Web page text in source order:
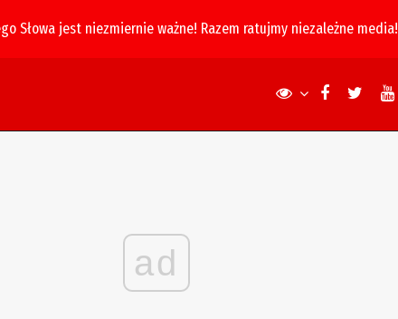
Słowa jest niezmiernie ważne! Razem ratujmy niezależne media!
ad